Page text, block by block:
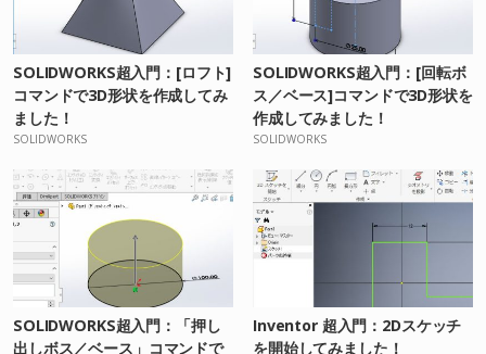
SOLIDWORKS超入門：[ロフト]
コマンドで3D形状を作成してみ
ました！
SOLIDWORKS
SOLIDWORKS超入門：[回転ボ
ス／ベース]コマンドで3D形状を
作成してみました！
SOLIDWORKS
SOLIDWORKS超入門：「押し
出しボス／ベース」コマンドで
Inventor 超入門：2Dスケッチ
を開始してみました！